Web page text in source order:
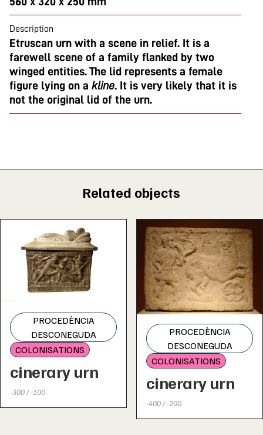
Description
Etruscan urn with a scene in relief. It is a
farewell scene of a family flanked by two
winged entities. The lid represents a female
figure lying on a kline. It is very likely that it is
not the original lid of the urn.
Related objects
PROCEDÈNCIA
DESCONEGUDA
COLONISATIONS
cinerary urn
-300 / -100
PROCEDÈNCIA
DESCONEGUDA
COLONISATIONS
cinerary urn
-400 / -200